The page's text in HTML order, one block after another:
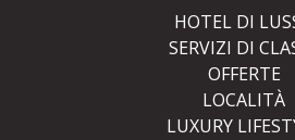
HOTEL DI
SERVIZI DI
OFFERTE
LOCALITÀ
LUXURY